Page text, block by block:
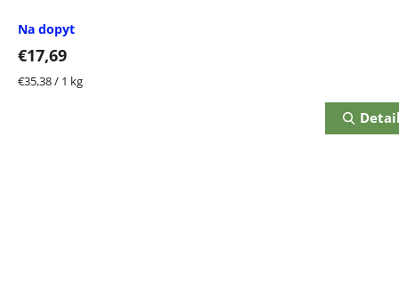
Na dopyt
€17,69
Jednotková
€35,38 / 1 kg